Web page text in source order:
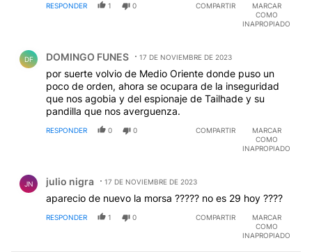
RESPONDER 1 0 COMPARTIR
MARCAR
COMO
INAPROPIADO
DF DOMINGO FUNES 17 DE NOVIEMBRE DE 2023
por suerte volvio de Medio Oriente donde puso un
poco de orden, ahora se ocupara de la inseguridad
que nos agobia y del espionaje de Tailhade y su
pandilla que nos averguenza.
RESPONDER 0 0 COMPARTIR
MARCAR
COMO
INAPROPIADO
JN julio nigra 17 DE NOVIEMBRE DE 2023
aparecio de nuevo la morsa ????? no es 29 hoy ????
RESPONDER 1 0 COMPARTIR
MARCAR
COMO
INAPROPIADO